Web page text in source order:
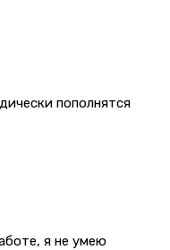
пополнятся
я не умею